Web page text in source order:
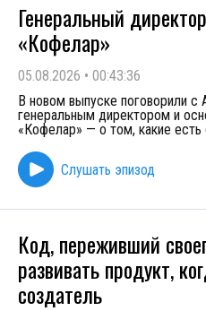
Генеральный
«Кофелар»
05.08.2026 • 00:43:36
В новом выпуске поговорили
генеральным директором и
«Кофелар» — о том, какие есть
Слушать эпизод
Код, переживший
развивать продукт,
создатель